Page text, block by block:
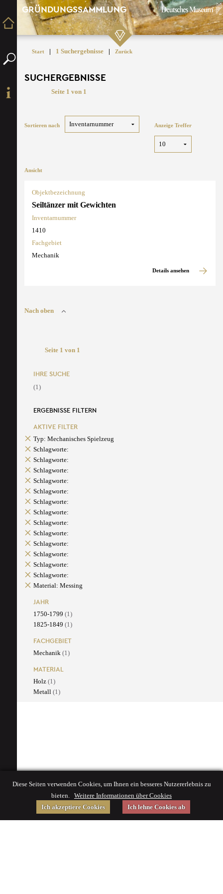
GRÜNDUNGSSAMMLUNG
Start | 1 Suchergebnisse | Zurück
SUCHERGEBNISSE
Seite 1 von 1
Sortieren nach Anzeige Treffer
Ansicht
Objektbezeichnung
Seiltänzer mit Gewichten
Inventarnummer
1410
Fachgebiet
Mechanik
Details ansehen
Nach oben
Seite 1 von 1
IHRE SUCHE
(1)
ERGEBNISSE FILTERN
AKTIVE FILTER
Typ: Mechanisches Spielzeug
Schlagworte:
Schlagworte:
Schlagworte:
Schlagworte:
Schlagworte:
Schlagworte:
Schlagworte:
Schlagworte:
Schlagworte:
Schlagworte:
Schlagworte:
Schlagworte:
Schlagworte:
Material: Messing
JAHR
1750-1799 (1)
1825-1849 (1)
FACHGEBIET
Mechanik (1)
MATERIAL
Holz (1)
Metall (1)
Diese Seiten verwenden Cookies, um Ihnen ein besseres Nutzererlebnis zu
bieten. Weitere Informationen über Cookies
Ich akzeptiere Cookies
Ich lehne Cookies ab